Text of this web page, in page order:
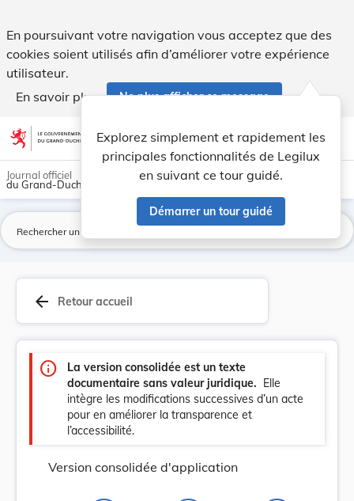
En poursuivant votre navigation vous acceptez que des
cookies soient utilisés afin d’améliorer votre expérience
utilisateur.
En savoir plus
Ne plus afficher ce message
Aller au contenu account_circle help Aide
Explorez simplement et rapidement les
principales fonctionnalités de Legilux
en suivant ce tour guidé.
Démarrer un tour guidé
light_mode dark_mode
Journal officiel
du Grand-Duché de Luxembourg
arrow_back Retour accueil
info
La version consolidée est un texte
documentaire sans valeur juridique. Elle
intègre les modifications successives d’un acte
pour en améliorer la transparence et
l’accessibilité.
Version consolidée d'application